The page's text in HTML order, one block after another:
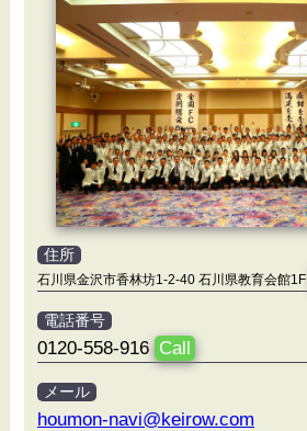
住所
石川県金沢市香林坊1-2-40 石川県教育会館1F
電話番号
0120-558-916 Call
メール
houmon-navi@keirow.com